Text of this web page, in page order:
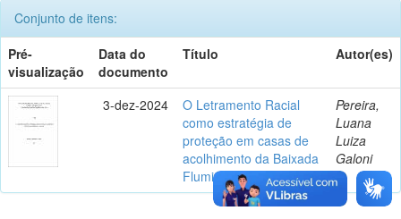
Conjunto de itens:
Pré-
visualização
Data do
documento
Título Autor(es)
3-dez-2024
O Letramento Racial
como estratégia de
proteção em casas de
acolhimento da Baixada
Fluminense
Pereira,
Luana
Luiza
Galoni